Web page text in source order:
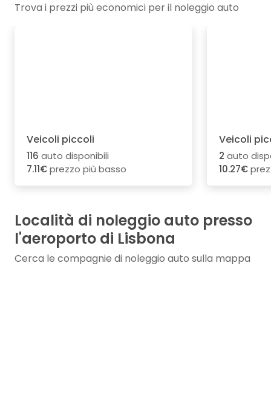
Trova i prezzi più economici per il noleggio auto
Veicoli piccoli
116 auto disponibili
7.11€prezzo più basso
Veicoli
2 auto
10.27€
Località di noleggio auto presso
l'aeroporto di Lisbona
Cerca le compagnie di noleggio auto sulla mappa